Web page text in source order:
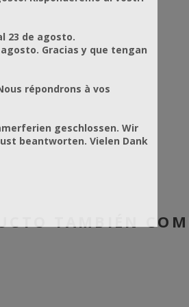
TAMBIÉN
23 de agosto.
Gracias y que tengan
répondrons à vos
geschlossen. Wir
beantworten. Vielen Dank